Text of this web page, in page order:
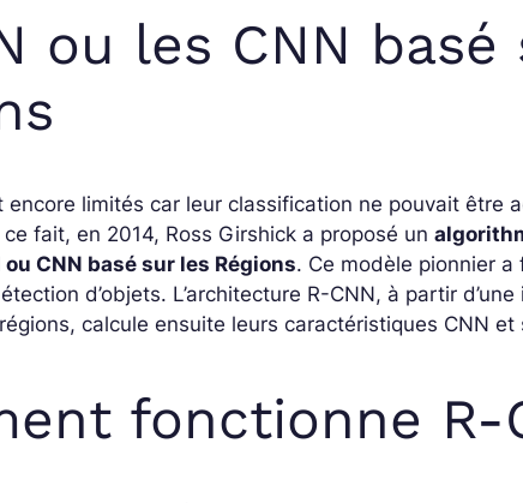
ou les CNN basé
encore limités car leur classification ne pouvait être
ce fait, en 2014, Ross Girshick a proposé un
ou CNN basé sur les Régions. Ce modèle pionnier
d’objets. L’architecture R-CNN, à partir
calcule ensuite leurs caractéristiques CNN et
fonctionne R-